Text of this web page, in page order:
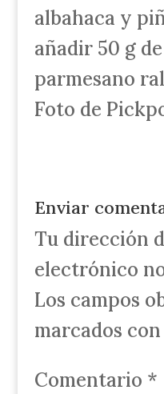
albahaca y
añadir 50 g
parmesano
Foto de
Enviar
Tu dirección
electrónico
Los campos
marcados con
Comentario *